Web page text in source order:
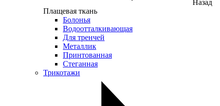
Назад
Плащевая ткань
Болонья
Водоотталкивающая
Для тренчей
Металлик
Принтованная
Стеганная
Трикотажи